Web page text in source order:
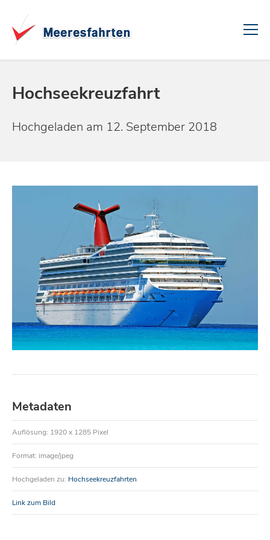
Hochseekreuzfahrt
Hochgeladen am 12. September 2018
Metadaten
Auflösung: 1920 x 1285 Pixel
Format: image/jpeg
Hochgeladen zu: Hochseekreuzfahrten
Link zum Bild